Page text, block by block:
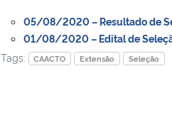
05/08/2020 – Resultado de
01/08/2020 – Edital de
Tags:
CAACTO Extensão Seleção